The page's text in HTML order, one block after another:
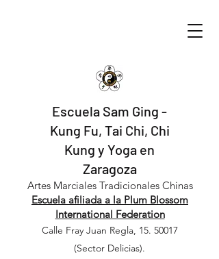
Escuela Sam Ging -
Kung Fu, Tai Chi, Chi
Kung y Yoga en
Zaragoza
​​Artes Marciales Tradicionales Chinas
Escuela afiliada a la Plum Blossom
International Federation
Calle Fray Juan Regla, 15. 50017
(Sector Delicias).